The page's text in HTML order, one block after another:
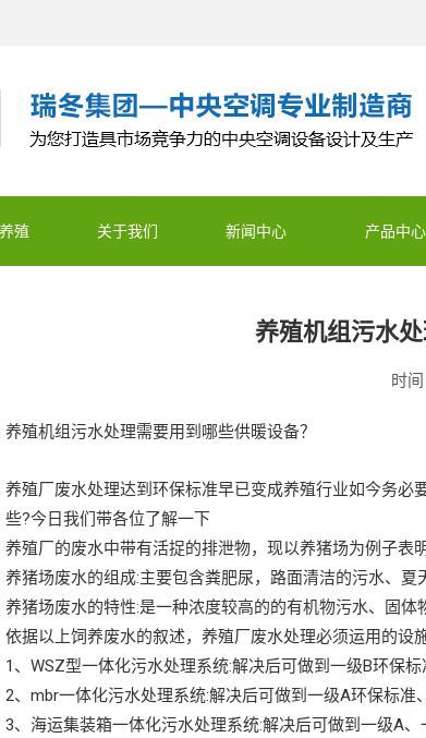
殖 关于我们 新闻中心 产品中心
养殖机组污水
时间
养殖机组污水处理需要用到哪些供暖设备？
养殖厂废水处理达到环保标准早已变成养殖行业如今务
些?今日我们带各位了解一下
养殖厂的废水中带有活捉的排泄物，现以养猪场为例子
养猪场废水的组成:主要包含粪肥尿，路面清洁的污水、
养猪场废水的特性:是一种浓度较高的的有机物污水、固体
依据以上饲养废水的叙述，养殖厂废水处理必须运用的设
1、WSZ型一体化污水处理系统:解决后可做到一级B环保标
2、mbr一体化污水处理系统:解决后可做到一级A环保标准、
3、海运集装箱一体化污水处理系统:解决后可做到一级A